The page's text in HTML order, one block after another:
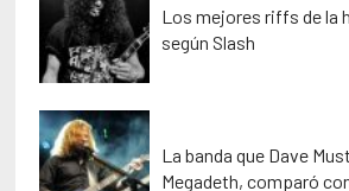
Los mejores riffs de la
según Slash
La banda que Dave
Megadeth, comparó